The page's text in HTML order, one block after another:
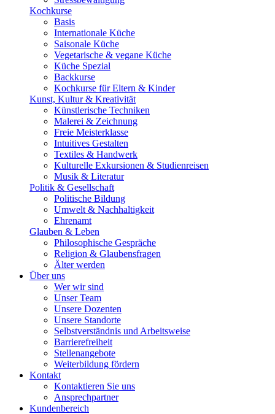
Kochkurse
Basis
Internationale Küche
Saisonale Küche
Vegetarische & vegane Küche
Küche Spezial
Backkurse
Kochkurse für Eltern & Kinder
Kunst, Kultur & Kreativität
Künstlerische Techniken
Malerei & Zeichnung
Freie Meisterklasse
Intuitives Gestalten
Textiles & Handwerk
Kulturelle Exkursionen & Studienreisen
Musik & Literatur
Politik & Gesellschaft
Politische Bildung
Umwelt & Nachhaltigkeit
Ehrenamt
Glauben & Leben
Philosophische Gespräche
Religion & Glaubensfragen
Älter werden
Über uns
Wer wir sind
Unser Team
Unsere Dozenten
Unsere Standorte
Selbstverständnis und Arbeitsweise
Barrierefreiheit
Stellenangebote
Weiterbildung fördern
Kontakt
Kontaktieren Sie uns
Ansprechpartner
Kundenbereich